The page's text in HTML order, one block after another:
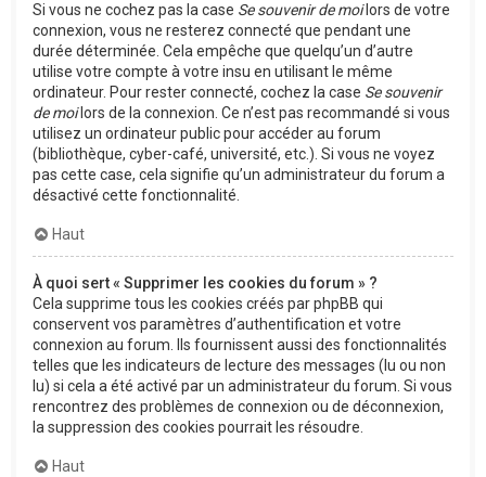
Si vous ne cochez pas la case Se souvenir de moilors de votre
connexion, vous ne resterez connecté que pendant une
durée déterminée. Cela empêche que quelqu’un d’autre
utilise votre compte à votre insu en utilisant le même
ordinateur. Pour rester connecté, cochez la case Se souvenir
de moilors de la connexion. Ce n’est pas recommandé si vous
utilisez un ordinateur public pour accéder au forum
(bibliothèque, cyber-café, université, etc.). Si vous ne voyez
pas cette case, cela signifie qu’un administrateur du forum a
désactivé cette fonctionnalité.
Haut
À quoi sert « Supprimer les cookies du forum » ?
Cela supprime tous les cookies créés par phpBB qui
conservent vos paramètres d’authentification et votre
connexion au forum. Ils fournissent aussi des fonctionnalités
telles que les indicateurs de lecture des messages (lu ou non
lu) si cela a été activé par un administrateur du forum. Si vous
rencontrez des problèmes de connexion ou de déconnexion,
la suppression des cookies pourrait les résoudre.
Haut